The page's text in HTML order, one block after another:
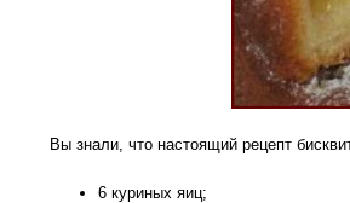
Вы знали, что настоящий рецепт
6 куриных яиц;